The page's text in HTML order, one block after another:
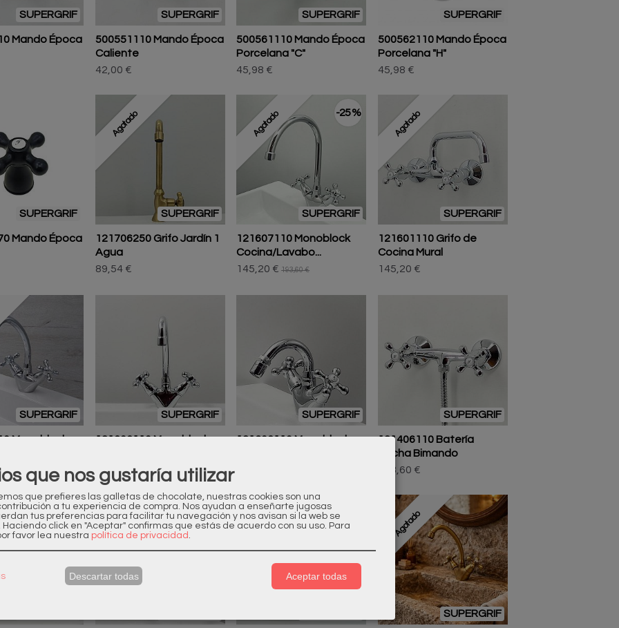
SUPERGRIF
Mando Época
SUPERGRIF
500551110 Mando Época
Caliente
42,00 €
SUPERGRIF
500561110 Mando Época
Porcelana "C"
45,98 €
SUPERGRIF
500562110 Mando Época
Porcelana "H"
45,98 €
SUPERGRIF
Mando Época
Agotado
SUPERGRIF
121706250 Grifo Jardín 1
Agua
89,54 €
Agotado
SUPERGRIF
-25 %
121607110 Monoblock
Cocina/Lavabo...
145,20 €193,60 €
Agotado
SUPERGRIF
121601110 Grifo de
Cocina Mural
145,20 €
SUPERGRIF
Monoblock
SUPERGRIF
121606110 Monoblock
193,60 €
SUPERGRIF
121306110 Monoblock
SUPERGRIF
121406110 Batería
Ducha Bimando
193,60 €
Agotado
SUPERGRIF
que nos gustaría utilizar
que prefieres las galletas de chocolate, nuestras cookies son una
a tu experiencia de compra. Nos ayudan a enseñarte jugosas
tus preferencias para facilitar tu navegación y nos avisan si la web se
click en "Aceptar" confirmas que estás de acuerdo con su uso. Para
favor lea nuestra política de privacidad .
Descartar todas Aceptar todas